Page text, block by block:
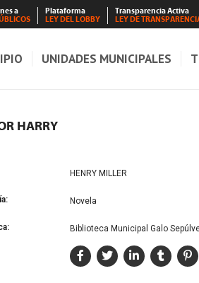
a
Plataforma
LEY DEL LOBBY
Transparencia Activa
LEY DE
UNIDADES MUNICIPALES
HARRY
HENRY MILLER
Novela
Biblioteca Municipal Galo